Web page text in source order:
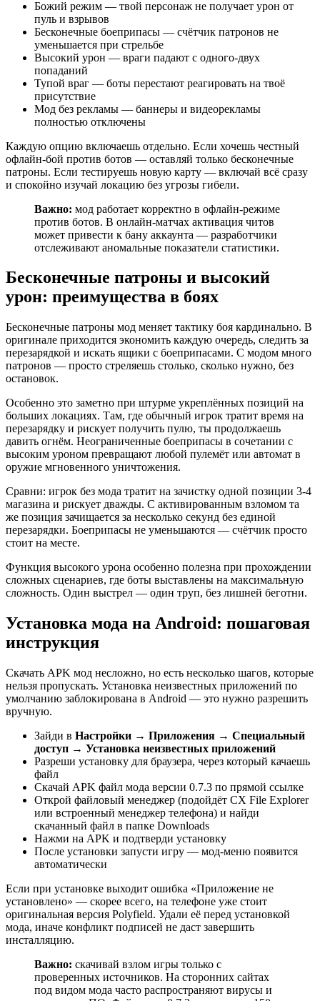
Божий режим — твой персонаж не получает урон от
пуль и взрывов
Бесконечные боеприпасы — счётчик патронов не
уменьшается при стрельбе
Высокий урон — враги падают с одного-двух
попаданий
Тупой враг — боты перестают реагировать на твоё
присутствие
Мод без рекламы — баннеры и видеорекламы
полностью отключены
Каждую опцию включаешь отдельно. Если хочешь честный
офлайн-бой против ботов — оставляй только бесконечные
патроны. Если тестируешь новую карту — включай всё сразу
и спокойно изучай локацию без угрозы гибели.
Важно: мод работает корректно в офлайн-режиме
против ботов. В онлайн-матчах активация читов
может привести к бану аккаунта — разработчики
отслеживают аномальные показатели статистики.
Бесконечные патроны и высокий
урон: преимущества в боях
Бесконечные патроны мод меняет тактику боя кардинально. В
оригинале приходится экономить каждую очередь, следить за
перезарядкой и искать ящики с боеприпасами. С модом много
патронов — просто стреляешь столько, сколько нужно, без
остановок.
Особенно это заметно при штурме укреплённых позиций на
больших локациях. Там, где обычный игрок тратит время на
перезарядку и рискует получить пулю, ты продолжаешь
давить огнём. Неограниченные боеприпасы в сочетании с
высоким уроном превращают любой пулемёт или автомат в
оружие мгновенного уничтожения.
Сравни: игрок без мода тратит на зачистку одной позиции 3-4
магазина и рискует дважды. С активированным взломом та
же позиция зачищается за несколько секунд без единой
перезарядки. Боеприпасы не уменьшаются — счётчик просто
стоит на месте.
Функция высокого урона особенно полезна при прохождении
сложных сценариев, где боты выставлены на максимальную
сложность. Один выстрел — один труп, без лишней беготни.
Установка мода на Android: пошаговая
инструкция
Скачать APK мод несложно, но есть несколько шагов, которые
нельзя пропускать. Установка неизвестных приложений по
умолчанию заблокирована в Android — это нужно разрешить
вручную.
Зайди в Настройки → Приложения → Специальный
доступ → Установка неизвестных приложений
Разреши установку для браузера, через который качаешь
файл
Скачай APK файл мода версии 0.7.3 по прямой ссылке
Открой файловый менеджер (подойдёт CX File Explorer
или встроенный менеджер телефона) и найди
скачанный файл в папке Downloads
Нажми на APK и подтверди установку
После установки запусти игру — мод-меню появится
автоматически
Если при установке выходит ошибка «Приложение не
установлено» — скорее всего, на телефоне уже стоит
оригинальная версия Polyfield. Удали её перед установкой
мода, иначе конфликт подписей не даст завершить
инсталляцию.
Важно: скачивай взлом игры только с
проверенных источников. На сторонних сайтах
под видом мода часто распространяют вирусы и